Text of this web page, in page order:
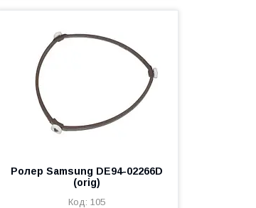
Ролер Samsung DE94-02266D
(orig)
105